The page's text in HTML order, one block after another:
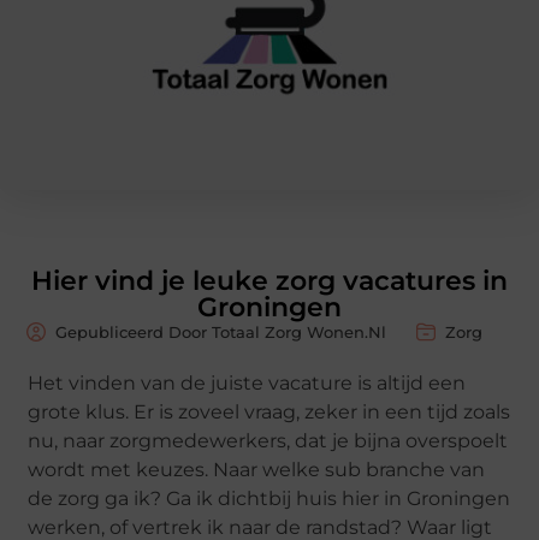
Hier vind je leuke zorg vacatures in
Groningen
Gepubliceerd Door Totaal Zorg Wonen.nl Zorg
Het vinden van de juiste vacature is altijd een
grote klus. Er is zoveel vraag, zeker in een tijd zoals
nu, naar zorgmedewerkers, dat je bijna overspoelt
wordt met keuzes. Naar welke sub branche van
de zorg ga ik? Ga ik dichtbij huis hier in Groningen
werken, of vertrek ik naar de randstad? Waar ligt